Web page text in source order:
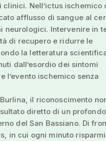
Nell’ictus ischemico
afflusso di sangue al
neurologici. Intervenire in
di recupero e ridurre le
la letteratura
dall’esordio dei sintomi
l’evento ischemico senza
il riconoscimento
diretto di un profondo
del San Bassiano. Di
in cui ogni minuto